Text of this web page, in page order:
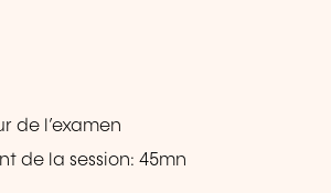
de l’examen
de la session: 45mn